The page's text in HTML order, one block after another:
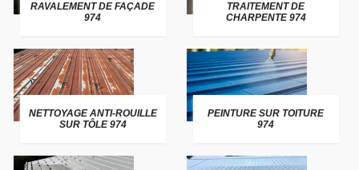
RAVALEMENT DE FAÇADE
974
TRAITEMENT DE
CHARPENTE 974
NETTOYAGE ANTI-ROUILLE
SUR TÔLE 974
PEINTURE SUR TOITURE
974